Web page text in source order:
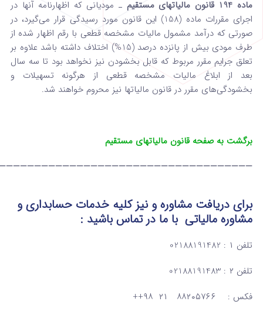
ماده 194 قانون مالیاتهای مستقیم
ـ مودیانی که اظهارنامه آنها در
اجرای مقررات ماده (158) ‌این قانون مورد رسیدگی قرار می‌گیرد، در
صورتی که درآمد مشمول مالیات مشخصه قطعی با رقم اظهار شده از
طرف مودی‌ بیش از پانزده درصد (15%) اختلاف داشته باشد علاوه بر
تعلق جرایم مقرر مربوط که قابل بخشودن نیز نخواهد بود تا سه سال
بعد از ابلاغ‌ مالیات مشخصه قطعی از هرگونه تسهیلات و
بخشودگی‌های مقرر در قانون مالیاتها نیز محروم خواهند شد.
برگشت به صفحه قانون مالیاتهای مستقیم
برای دریافت مشاوره و نیز کلیه خدمات حسابداری و
مشاوره مالیاتیبا ما در تماسباشید :
تلفن ۱ : 02188191482
تلفن ۲ : 02188191483
فکس : ۸۸۲۰۵۷۶۶ ۲۱ ۹۸++